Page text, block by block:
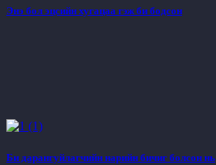
Энэ бол эцсийн хугацаа гэж би бодсон
Би дарангуйлагчийн нарийн бичиг болсон нь